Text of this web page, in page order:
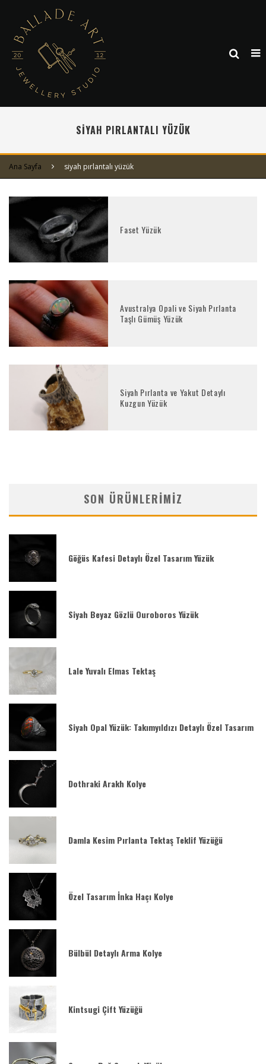
SIYAH PIRLANTALI YÜZÜK
Ana Sayfa siyah pırlantalı yüzük
Faset Yüzük
Avustralya Opali ve Siyah Pırlanta
Taşlı Gümüş Yüzük
Siyah Pırlanta ve Yakut Detaylı
Kuzgun Yüzük
SON ÜRÜNLERIMIZ
Göğüs Kafesi Detaylı Özel Tasarım Yüzük
Siyah Beyaz Gözlü Ouroboros Yüzük
Lale Yuvalı Elmas Tektaş
Siyah Opal Yüzük: Takımyıldızı Detaylı Özel Tasarım
Dothraki Arakh Kolye
Damla Kesim Pırlanta Tektaş Teklif Yüzüğü
Özel Tasarım İnka Haçı Kolye
Bülbül Detaylı Arma Kolye
Kintsugi Çift Yüzüğü